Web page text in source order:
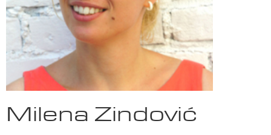
Milena Zindović